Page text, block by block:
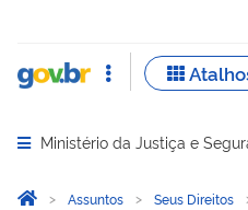
Abrir menu principal de
Ministério da Justiça e
Você está aqui:
Página Inicial
Assuntos Seus Direitos